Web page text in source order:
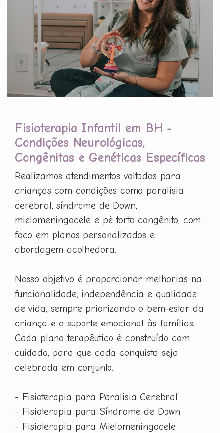
Fisioterapia Infantil em BH -
Condições Neurológicas,
Congênitas e Genéticas Específicas
Realizamos atendimentos voltados para
crianças com condições como paralisia
cerebral, síndrome de Down,
mielomeningocele e pé torto congênito, com
foco em planos personalizados e
abordagem acolhedora.
Nosso objetivo é proporcionar melhorias na
funcionalidade, independência e qualidade
de vida, sempre priorizando o bem-estar da
criança e o suporte emocional às famílias.
Cada plano terapêutico é construído com
cuidado, para que cada conquista seja
celebrada em conjunto.
- Fisioterapia para Paralisia Cerebral
- Fisioterapia para Síndrome de Down
- Fisioterapia para Mielomeningocele